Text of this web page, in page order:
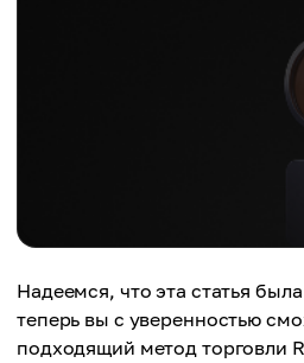
Надеемся, что эта статья
теперь вы с уверенностью
подходящий метод торговли